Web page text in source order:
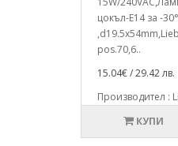
цокъл-E14 за -
pos.70,6..
15.04€ / 29.42 лв.
Производител :
КУПИ